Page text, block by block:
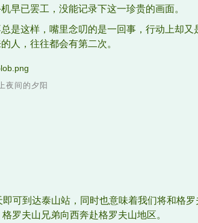
早已罢工，没能记录下这一珍贵的画面。
是这样，嘴里念叨的是一回事，行动上却又
人，往往都会有第二次。
夜间的夕阳
可到达泰山站，同时也意味着我们将和格罗
罗夫山兄弟向西奔赴格罗夫山地区。